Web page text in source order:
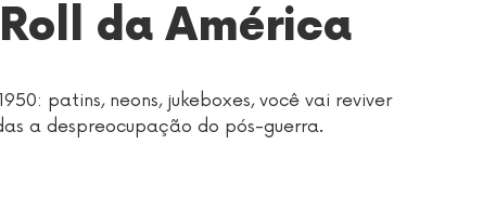
da América
patins, neons, jukeboxes, você vai reviver
a despreocupação do pós-guerra.